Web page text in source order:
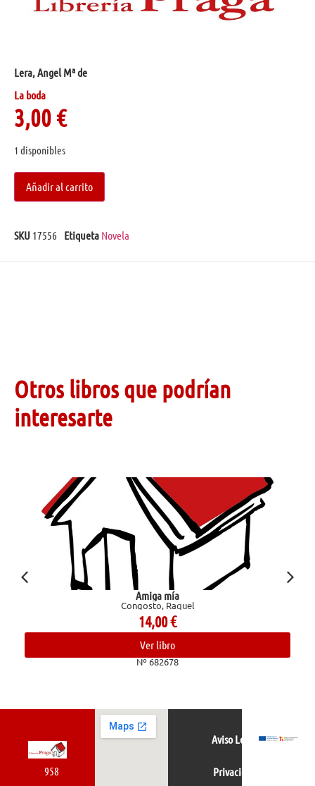
Lera, Angel Mª de
La boda
3,00€
1 disponibles
Añadir al carrito
SKU 17556 Etiqueta Novela
Otros libros que podrían
interesarte
Amiga mía
Congosto, Raquel
14,00€
Ver libro
Nº 682678
958
Aviso Legal
Privacidad